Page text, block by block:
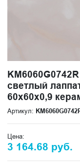
светлый
60x60x0,9
Артикул:
Цена:
3 164.68 руб.